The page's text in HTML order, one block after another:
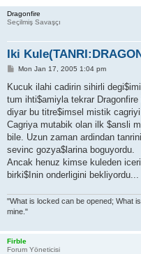
Dragonfire
Seçilmiş Savaşçı
Iki
P
s
Mon Jan 17, 2005 1:04 pm
Kucuk ilahi cadirin sihirli
tum ihti$amiyla tekrar
diyar bu titre$imsel mistik
Cagriya mutabik olan ilk $ansli
bile. Uzun zaman ardindan
sevinc gozya$larina boguyordu.
Ancak henuz kimse kuleden
birki$Inin onderligini bekliyordu...
"What is locked can be opened; What
mine."
Firble
Forum Yöneticisi